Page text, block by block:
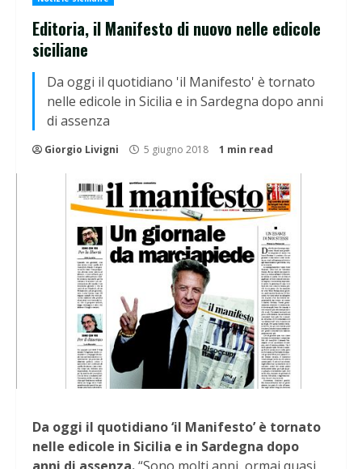
Editoria, il Manifesto di nuovo nelle edicole
siciliane
Da oggi il quotidiano 'il Manifesto' è tornato
nelle edicole in Sicilia e in Sardegna dopo anni
di assenza
Giorgio Livigni 5 giugno 2018 1 min read
Da oggi il quotidiano ‘il Manifesto’ è tornato
nelle edicole in Sicilia e in Sardegna dopo